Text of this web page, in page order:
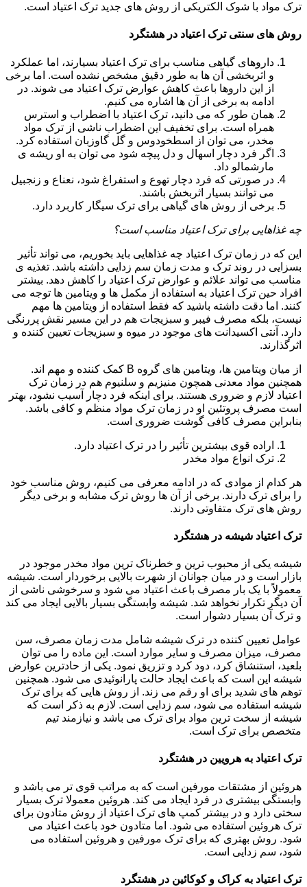
ترک مواد با شوک الکتریکی از روش های جدید ترک اعتیاد است.
روش های سنتی ترک اعتیاد در هشتگرد
داروهای گیاهی مناسب برای ترک اعتیاد بسیارند، اما عملکرد
و اثربخشی آن ها به طور دقیق مشخص نشده است. اما برخی
از این داروها باعث کاهش عوارض ترک اعتیاد می شوند. در
ادامه به برخی از آن ها اشاره می کنیم.
همان طور که می دانید، ترک اعتیاد با اضطراب و استرس
همراه است. برای تخفیف این اضطراب ناشی از ترک مواد
مخدر، می توان از اسطخودوس و گل گاوزبان استفاده کرد.
اگر فرد دچار اسهال و دل پیچه شود می توان به او ریشه ی
مارشمالو داد.
در صورتی که فرد دچار تهوع و استفراغ شود، نعناع و زنجبیل
می توانند بسیار اثربخش باشند.
برخی از روش های گیاهی برای ترک سیگار کاربرد دارد.
چه غذاهایی برای ترک اعتیاد مناسب است؟
این که در زمان ترک اعتیاد چه غذاهایی باید بخوریم، می تواند تأثیر
بسزایی در روند ترک و مدت زمان سم زدایی داشته باشد. تغذیه ی
مناسب می تواند علائم و عوارض ترک اعتیاد را کاهش دهد. بیشتر
افراد حین ترک اعتیاد به استفاده از مکمل ها و ویتامین ها توجه می
کنند. اما دقت داشته باشید که فقط استفاده از ویتامین ها مهم
نیست، بلکه مصرف فیبر و سبزیجات هم در این مسیر نقش پررنگی
دارد. آنتی اکسیدانت های موجود در میوه و سبزیجات تعیین کننده و
اثرگذارند.
از میان ویتامین ها، ویتامین های گروه B کمک کننده و مهم اند.
همچنین مواد معدنی همچون منیزیم و سلنیوم هم در زمان ترک
اعتیاد لازم و ضروری هستند. برای اینکه فرد دچار آسیب نشود، بهتر
است مصرف پروتئین او در زمان ترک مواد منظم و کافی باشد.
بنابراین مصرف کافی گوشت ضروری است.
اراده قوی بیشترین تأثیر را در ترک اعتیاد دارد.
ترک انواع مواد مخدر
هر کدام از موادی که در ادامه معرفی می کنیم، روش مناسب خود
را برای ترک دارند. برخی از آن ها روش ترک مشابه و برخی دیگر
روش های ترک متفاوتی دارند.
ترک اعتیاد شیشه در هشتگرد
شیشه یکی از محبوب ترین و خطرناک ترین مواد مخدر موجود در
بازار است و در میان جوانان از شهرت بالایی برخوردار است. شیشه
معمولاً با یک بار مصرف باعث اعتیاد می شود و سرخوشی ناشی از
آن دیگر تکرار نخواهد شد. شیشه وابستگی بسیار بالایی ایجاد می کند
و ترک آن بسیار دشوار است.
عوامل تعیین کننده در ترک شیشه شامل مدت زمان مصرف، سن
مصرف، میزان مصرف و سایر موارد است. این ماده را می توان
بلعید، استنشاق کرد، دود کرد و تزریق نمود. یکی از حادترین عوارض
شیشه این است که باعث ایجاد حالت پارانوئیدی می شود. همچنین
توهم های شدید برای او رقم می زند. از روش هایی که برای ترک
شیشه استفاده می شود، سم زدایی است. لازم به ذکر است که
شیشه از سخت ترین مواد برای ترک می باشد و نیازمند تیم
متخصص برای ترک است.
ترک اعتیاد به هرویین در هشتگرد
هروئین از مشتقات مورفین است که به مراتب قوی تر می باشد و
وابستگی بیشتری در فرد ایجاد می کند. هروئین معمولا ترک بسیار
سختی دارد و در بیشتر کمپ های ترک اعتیاد از روش متادون برای
ترک هروئین استفاده می شود. اما متادون خود باعث اعتیاد می
شود. روش بهتری که برای ترک مورفین و هروئین استفاده می
شود، سم زدایی است.
ترک اعتیاد به کراک و کوکائین در هشتگرد